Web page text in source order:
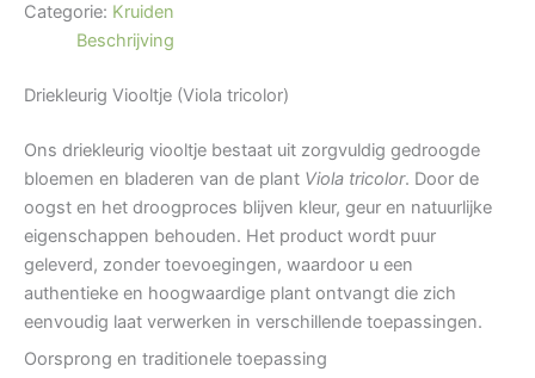
Categorie: Kruiden
Beschrijving
Driekleurig Viooltje (Viola tricolor)
Ons driekleurig viooltje bestaat uit zorgvuldig gedroogde
bloemen en bladeren van de plant Viola tricolor. Door de
oogst en het droogproces blijven kleur, geur en natuurlijke
eigenschappen behouden. Het product wordt puur
geleverd, zonder toevoegingen, waardoor u een
authentieke en hoogwaardige plant ontvangt die zich
eenvoudig laat verwerken in verschillende toepassingen.
Oorsprong en traditionele toepassing